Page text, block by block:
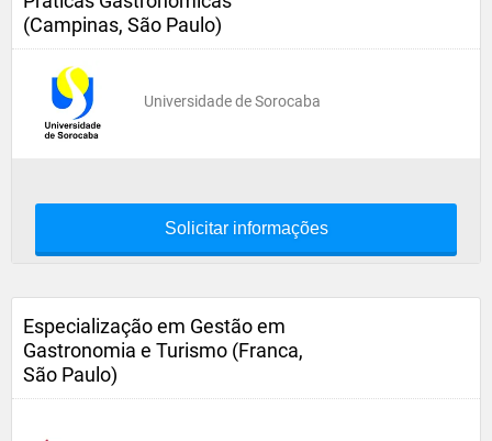
(Campinas, São Paulo)
Universidade de Sorocaba
Solicitar informações
Especialização em Gestão em
Gastronomia e Turismo (Franca,
São Paulo)